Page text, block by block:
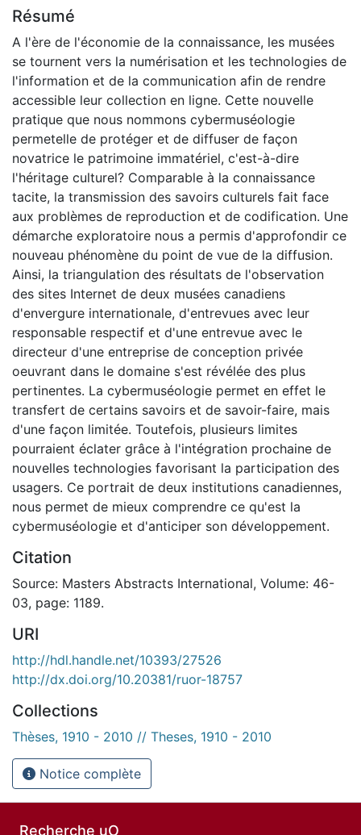
Résumé
A l'ère de l'économie de la connaissance, les musées
se tournent vers la numérisation et les technologies de
l'information et de la communication afin de rendre
accessible leur collection en ligne. Cette nouvelle
pratique que nous nommons cybermuséologie
permetelle de protéger et de diffuser de façon
novatrice le patrimoine immatériel, c'est-à-dire
l'héritage culturel? Comparable à la connaissance
tacite, la transmission des savoirs culturels fait face
aux problèmes de reproduction et de codification. Une
démarche exploratoire nous a permis d'approfondir ce
nouveau phénomène du point de vue de la diffusion.
Ainsi, la triangulation des résultats de l'observation
des sites Internet de deux musées canadiens
d'envergure internationale, d'entrevues avec leur
responsable respectif et d'une entrevue avec le
directeur d'une entreprise de conception privée
oeuvrant dans le domaine s'est révélée des plus
pertinentes. La cybermuséologie permet en effet le
transfert de certains savoirs et de savoir-faire, mais
d'une façon limitée. Toutefois, plusieurs limites
pourraient éclater grâce à l'intégration prochaine de
nouvelles technologies favorisant la participation des
usagers. Ce portrait de deux institutions canadiennes,
nous permet de mieux comprendre ce qu'est la
cybermuséologie et d'anticiper son développement.
Citation
Source: Masters Abstracts International, Volume: 46-
03, page: 1189.
URI
http://hdl.handle.net/10393/27526
http://dx.doi.org/10.20381/ruor-18757
Collections
Thèses, 1910 - 2010 // Theses, 1910 - 2010
Notice complète
Recherche uO